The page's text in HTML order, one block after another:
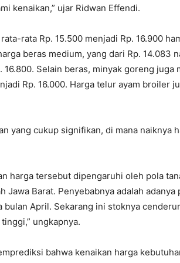
kenaikan,” ujar Ridwan Effendi.
rata Rp. 15.500 menjadi Rp. 16.900
beras medium, yang dari Rp. 14.083
16.800. Selain beras, minyak goreng juga
Rp. 16.000. Harga telur ayam broiler
yang cukup signifikan, di mana naiknya
harga tersebut dipengaruhi oleh pola
Jawa Barat. Penyebabnya adalah adanya
April. Sekarang ini stoknya
ungkapnya.
bahwa kenaikan harga